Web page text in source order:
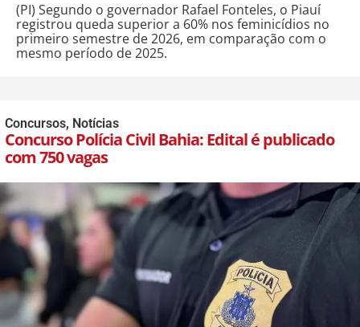
(PI) Segundo o governador Rafael Fonteles, o Piauí
registrou queda superior a 60% nos feminicídios no
primeiro semestre de 2026, em comparação com o
mesmo período de 2025.
Concursos, Notícias
Concurso Polícia Civil Bahia: Edital é publicado
com 750 vagas